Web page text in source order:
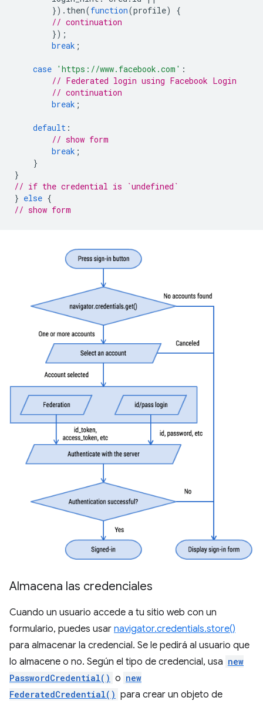
}). then(function(profile)
{
// continuation
});
break ;
case 'https://www.facebook.com' :
// Federated login using Facebook Login
// continuation
break ;
default :
// show form
break ;
}
}
// if the credential is `undefined`
} else {
// show form
Almacena las credenciales
Cuando un usuario accede a tu sitio web con un
formulario, puedes usar navigator.credentials.store()
para almacenar la credencial. Se le pedirá al usuario que
lo almacene o no. Según el tipo de credencial, usa new
PasswordCredential() o new
FederatedCredential() para crear un objeto de